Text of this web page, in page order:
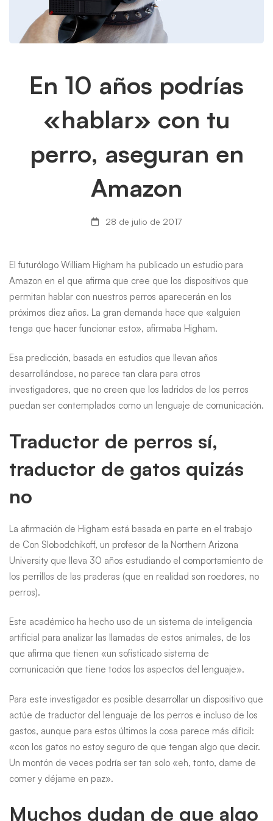
En
años
podrías
«hablar»
perro,
aseguran
en
Amazon
En 10 años podrías
«hablar» con tu
perro, aseguran en
Amazon
28 de julio de 2017
El futurólogo William Higham ha publicado un estudio para
Amazon en el que afirma que cree que los dispositivos que
permitan hablar con nuestros perros aparecerán en los
próximos diez años. La gran demanda hace que «alguien
tenga que hacer funcionar esto», afirmaba Higham.
Esa predicción, basada en estudios que llevan años
desarrollándose, no parece tan clara para otros
investigadores, que no creen que los ladridos de los perros
puedan ser contemplados como un lenguaje de comunicación.
Traductor de perros sí,
traductor de gatos quizás
no
La afirmación de Higham está basada en parte en el trabajo
de Con Slobodchikoff, un profesor de la Northern Arizona
University que lleva 30 años estudiando el comportamiento de
los perrillos de las praderas (que en realidad son roedores, no
perros).
Este académico ha hecho uso de un sistema de inteligencia
artificial para analizar las llamadas de estos animales, de los
que afirma que tienen «un sofisticado sistema de
comunicación que tiene todos los aspectos del lenguaje».
Para este investigador es posible desarrollar un dispositivo que
actúe de traductor del lenguaje de los perros e incluso de los
gastos, aunque para estos últimos la cosa parece más difícil:
«con los gatos no estoy seguro de que tengan algo que decir.
Un montón de veces podría ser tan solo «eh, tonto, dame de
comer y déjame en paz».
Muchos dudan de que algo